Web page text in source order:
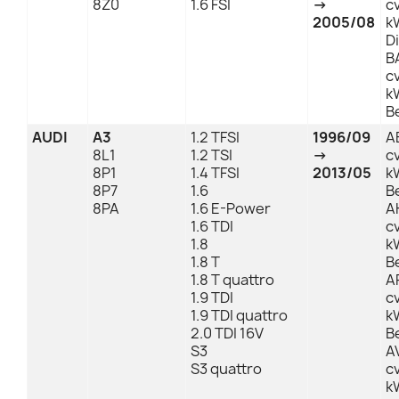
8Z0 1.6 FSI
→
2005/08
AUDI
A3
8L1
8P1
8P7
8PA
1.2 TFSI
1.2 TSI
1.4 TFSI
1.6
1.6 E-Power
1.6 TDI
1.8
1.8 T
1.8 T quattro
1.9 TDI
1.9 TDI quattro
2.0 TDI 16V
S3
S3 quattro
1996/09
→
2013/05